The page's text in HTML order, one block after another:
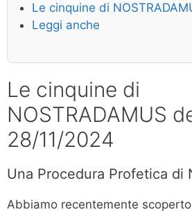
Le cinquine di
Leggi anche
Le cinquine di
NOSTRADAMUS
28/11/2024
Una Procedura Profetica di
Abbiamo recentemente